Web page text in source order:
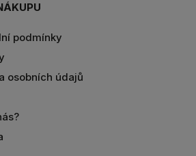
podmínky
osobních údajů